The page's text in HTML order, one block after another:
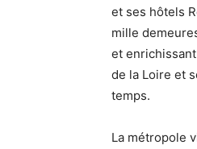
et ses hôtels
mille
et
de la Loire et
temps.
La métropole